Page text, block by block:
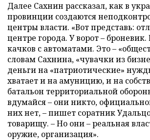
Далее Сахнин рассказал, как в
провинции создаются
центры власти. «Вот представь:
центре города. У ворот– броневик.
качков с автоматами. Это–
словам Сахнина, «чувачки из
деньги на «патриотические»
хватает и на амуницию, и на
батальон территориальной
вдумайся– они никто,
них нет,–пишет соратник
товарищу. –Но они–реальная
оружие, организация».